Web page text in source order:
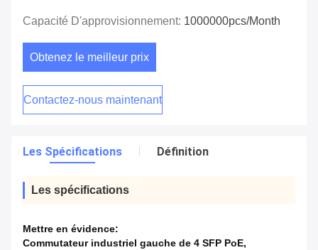
Capacité D'approvisionnement: 1000000pcs/month
Obtenez le meilleur prix
Contactez-nous maintenant
Les Spécifications Définition
Les spécifications
Mettre en évidence:
Commutateur industriel gauche de 4 SFP PoE,